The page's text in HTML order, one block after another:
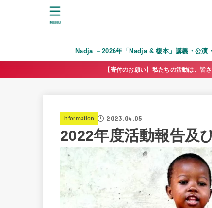
Nadja －2026年「Nadja & 榎本」講義・公演
MENU
【寄付のお願い】私たちの活動は、皆
Information 2023.04.05
2022年度活動報告及